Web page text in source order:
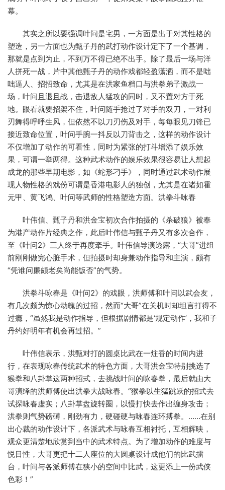
幕。
其实之所以要强调叶问是宅男，一方面是出于对其性格的
塑造，另一方面也为甄子丹的武打动作设计定下了一个基调，
那就是点到为止，不到万不得已绝不出手。除了最后一场与洋
人拼死一战，片中其他甄子丹的动作戏都轻盈潇洒，而不是咄
咄逼人、招招致命，尤其是在洪家鱼档口与洪拳弟子激战一
场，叶问且退且战，击退敌人猛攻的同时，又不置对方于死
地。眼看就要招架不住，叶问随手抢过了对手的双刀，一对利
刃舞得呼呼生风，但依然不以刀刃伤及对手，每每眼见刀锋已
接近致命位置，叶问手腕一抖反以刀背击之，这样的动作设计
不仅增加了动作的可看性，同时为紧张的打斗增添了娱乐效
果，可谓一举两得。这种武术动作的娱乐效果很容易让人想起
成龙的那些早期电影，如《蛇形刁手》，同时通过武术动作展
现人物性格的戏份可谓是香港电影人的独创，尤其是在诸如霍
元甲、黄飞鸿、叶问等武师的性格塑造方面。洪拳斗咏春
叶伟信、甄子丹和洪金宝初次合作拍摄的《杀破狼》被奉
为港产动作片经典之作，此后叶伟信与甄子丹又有多次合作，
至《叶问2》三人终于再度牵手。叶伟信导演透露，“大哥”进组
前刚刚做完心脏手术，但拍摄时却身兼动作指导和主演，颇有
“凭谁问廉颇老矣尚能饭否”的气势。
洪拳斗咏春是《叶问2》的戏眼，洪师傅和叶问以武会友，
有几次颇为惊心动魄的过招，然而“大哥”在关机时却坦言打得不
过瘾，“虽然我是动作指导，但根据剧情都是‘规定动作’，我和子
丹约好明年有机会再过招。”
叶伟信表示，洪甄对打的圆桌比武在一炷香的时间内进
行，在表现咏春传统武术的特色方面，大哥洪金宝特别挑选了
猴拳和八卦掌这两种招式，去挑战叶问的咏春拳，最后就由大
哥演绎的洪师傅使出洪拳大战咏春。“猴拳以生猛跳跃的招式去
试探咏春虚实；八卦掌盘旋转圈，以慢打快去作出缠身攻击；
洪拳则气势磅礡，刚劲有力，硬碰硬与咏春连环搏拳。……在别
出心裁的动作设计下，各派武术与咏春互相衬托，互相辉映，
观众更清楚地欣赏到当中的武术特点。为了增加动作的难度与
悦目性，大哥更把十二人座位的大圆桌设计成他们的比武擂
台，叶问与各派师傅在狭小的空间中比武，这更添上一份武侠
色彩！”